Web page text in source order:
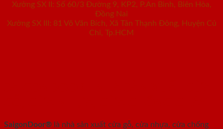
Xưởng SX II: Số 60/3 Đường 9, KP2, P.An Bình, Biên Hòa,
Đồng Nai
Xưởng SX III: 81 Võ Văn Bích, Xã Tân Thạnh Đông, Huyện Củ
Chi, Tp.HCM
SaigonDoor® là nhà sản xuất cửa gỗ, cửa nhựa, cửa chống